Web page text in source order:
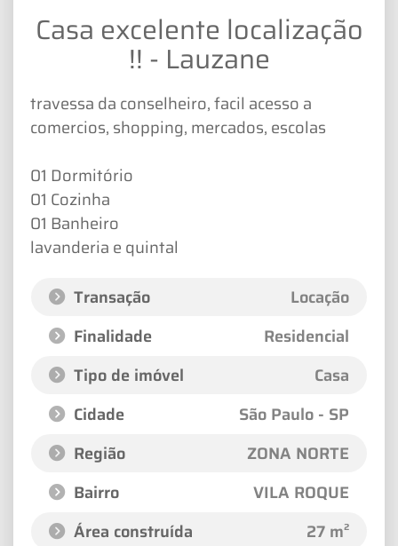
Casa excelente localização
!! - Lauzane
travessa da conselheiro, facil acesso a
comercios, shopping, mercados, escolas
01 Dormitório
01 Cozinha
01 Banheiro
lavanderia e quintal
Transação
Locação
Finalidade
Residencial
Tipo de imóvel
Casa
Cidade
São Paulo - SP
Região
ZONA NORTE
Bairro
VILA ROQUE
Área construída
27 m²